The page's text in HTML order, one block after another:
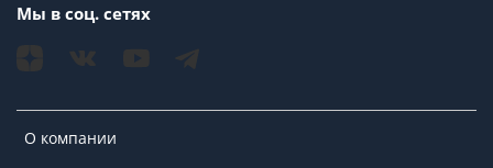
О компании
Мы в соц. сетях